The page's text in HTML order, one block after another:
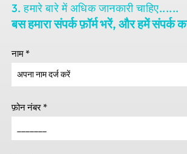
3. हमारे बारे में अधिक जानकारी चाहिए......
बस हमारा संपर्क फ़ॉर्म भरें, और हमें संपर्क
नाम *
फ़ोन नंबर *